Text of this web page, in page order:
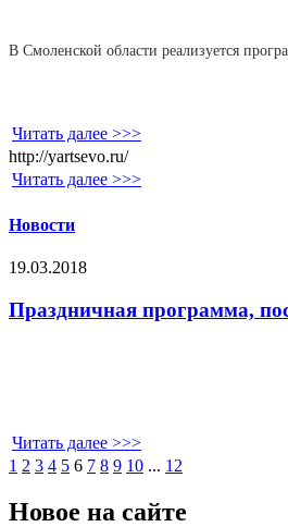
В Смоленской области реализуется
Читать далее >>>
http://yartsevo.ru/
Читать далее >>>
Новости
19.03.2018
Праздничная программа,
Читать далее >>>
1 2 3 4 5 6 7 8 9 10 ... 12
Новое на сайте